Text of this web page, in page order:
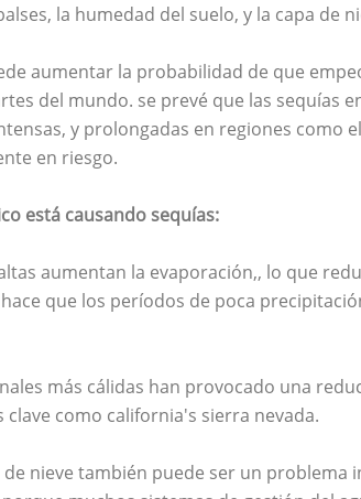
la humedad del suelo, y la capa de
aumentar la probabilidad de que
del mundo. se prevé que las sequías
y prolongadas en regiones como
en riesgo.
está causando sequías:
aumentan la evaporación,, lo que
que los períodos de poca
más cálidas han provocado una
clave como california's sierra nevada.
de nieve también puede ser un problema